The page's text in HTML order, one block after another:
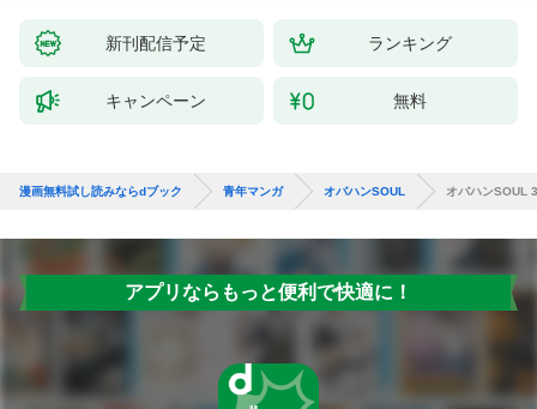
新刊配信予定 ランキング
キャンペーン 無料
漫画無料試し読みならdブック 青年マンガ オバハンSOUL オバハンSOUL 3
アプリならもっと便利で快適に！